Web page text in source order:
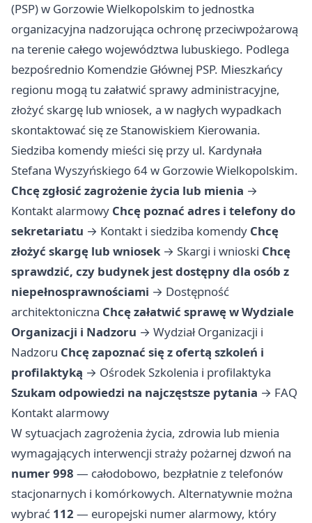
(PSP) w Gorzowie Wielkopolskim to jednostka
organizacyjna nadzorująca ochronę przeciwpożarową
na terenie całego województwa lubuskiego. Podlega
bezpośrednio Komendzie Głównej PSP. Mieszkańcy
regionu mogą tu załatwić sprawy administracyjne,
złożyć skargę lub wniosek, a w nagłych wypadkach
skontaktować się ze Stanowiskiem Kierowania.
Siedziba komendy mieści się przy ul. Kardynała
Stefana Wyszyńskiego 64 w Gorzowie Wielkopolskim.
Chcę zgłosić zagrożenie życia lub mienia →
Kontakt alarmowy Chcę poznać adres i telefony do
sekretariatu → Kontakt i siedziba komendy Chcę
złożyć skargę lub wniosek → Skargi i wnioski Chcę
sprawdzić, czy budynek jest dostępny dla osób z
niepełnosprawnościami → Dostępność
architektoniczna Chcę załatwić sprawę w Wydziale
Organizacji i Nadzoru → Wydział Organizacji i
Nadzoru Chcę zapoznać się z ofertą szkoleń i
profilaktyką → Ośrodek Szkolenia i profilaktyka
Szukam odpowiedzi na najczęstsze pytania → FAQ
Kontakt alarmowy
W sytuacjach zagrożenia życia, zdrowia lub mienia
wymagających interwencji straży pożarnej dzwoń na
numer 998 — całodobowo, bezpłatnie z telefonów
stacjonarnych i komórkowych. Alternatywnie można
wybrać 112 — europejski numer alarmowy, który